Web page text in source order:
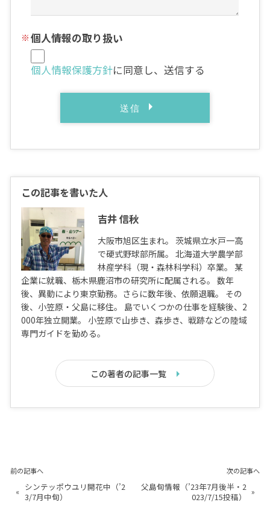
個人情報の取り扱い
個人情報保護方針に同意し、送信する
この記事を書いた人
吉井 信秋
大阪市旭区生まれ。 茨城県立水戸一高
で硬式野球部所属。 北海道大学農学部
林産学科（現・森林科学科）卒業。 某
企業に就職、栃木県鹿沼市の研究所に配属される。 数年
後、異動により東京勤務。さらに数年後、依願退職。 その
後、小笠原・父島に移住。 島でいくつかの仕事を経験後、2
000年独立開業。 小笠原で山歩き、森歩き、戦跡などの陸域
専門ガイドを勤める。
この著者の記事一覧
前の記事へ
« シンテッポウユリ開花中（’2
3/7月中旬）
次の記事へ
父島旬情報（’23年7月後半・2
023/7/15投稿）
»